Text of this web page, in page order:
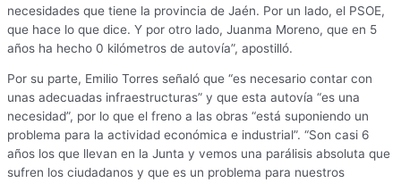
necesidades que tiene la provincia de Jaén. Por un lado, el PSOE,
que hace lo que dice. Y por otro lado, Juanma Moreno, que en 5
años ha hecho 0 kilómetros de autovía”, apostilló.
Por su parte, Emilio Torres señaló que “es necesario contar con
unas adecuadas infraestructuras” y que esta autovía “es una
necesidad”, por lo que el freno a las obras “está suponiendo un
problema para la actividad económica e industrial”. “Son casi 6
años los que llevan en la Junta y vemos una parálisis absoluta que
sufren los ciudadanos y que es un problema para nuestros